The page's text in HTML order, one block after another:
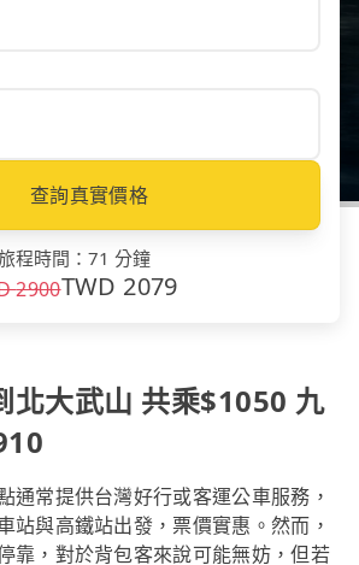
查詢真實價格
程時間 ： 71 分鐘
2900TWD 2079
北大武山 共乘$1050 九
通常提供台灣好行或客運公車服務，
站與高鐵站出發，票價實惠。然而，
靠，對於背包客來說可能無妨，但若